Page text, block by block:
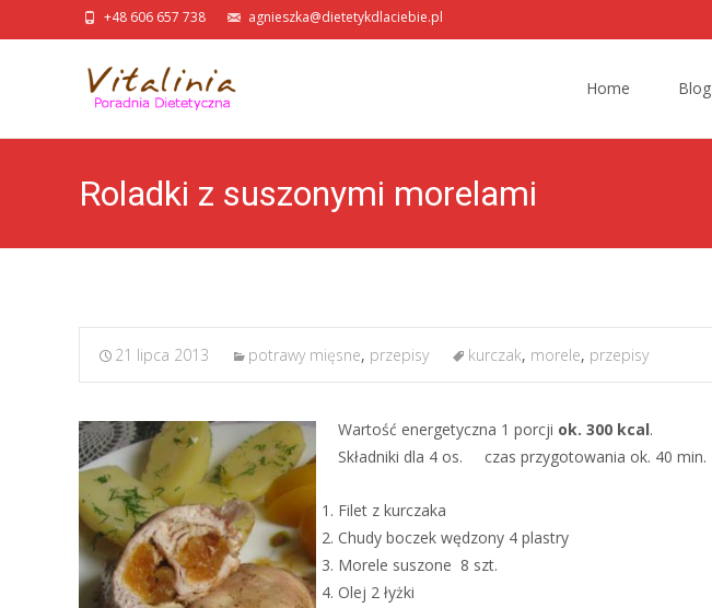
+48 606 657 738 agnieszka@dietetykdlaciebie.pl
Home
Blog
Roladki z suszonymi morelami
21 lipca 2013 potrawy mięsne, przepisy kurczak, morele, przepisy
Wartość energetyczna 1 porcji ok. 300 kcal.
Składniki dla 4 os.
czas przygotowania ok. 40 min.
Filet z kurczaka
Chudy boczek wędzony 4 plastry
Morele suszone 8 szt.
Olej 2 łyżki